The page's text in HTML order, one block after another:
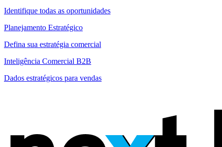
Identifique todas as oportunidades
Planejamento Estratégico
Defina sua estratégia comercial
Inteligência Comercial B2B
Dados estratégicos para vendas